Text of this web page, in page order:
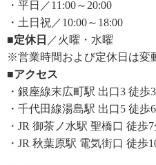
・平日／11:00～20:00
・土日祝／10:00～18:00
■定休日 ／火曜・水曜
※営業時間および定休日は変
■アクセス
・銀座線末広町駅 出口3 徒歩
・千代田線湯島駅 出口5 徒歩
・JR 御茶ノ水駅 聖橋口 徒歩7
・JR 秋葉原駅 電気街口 徒歩